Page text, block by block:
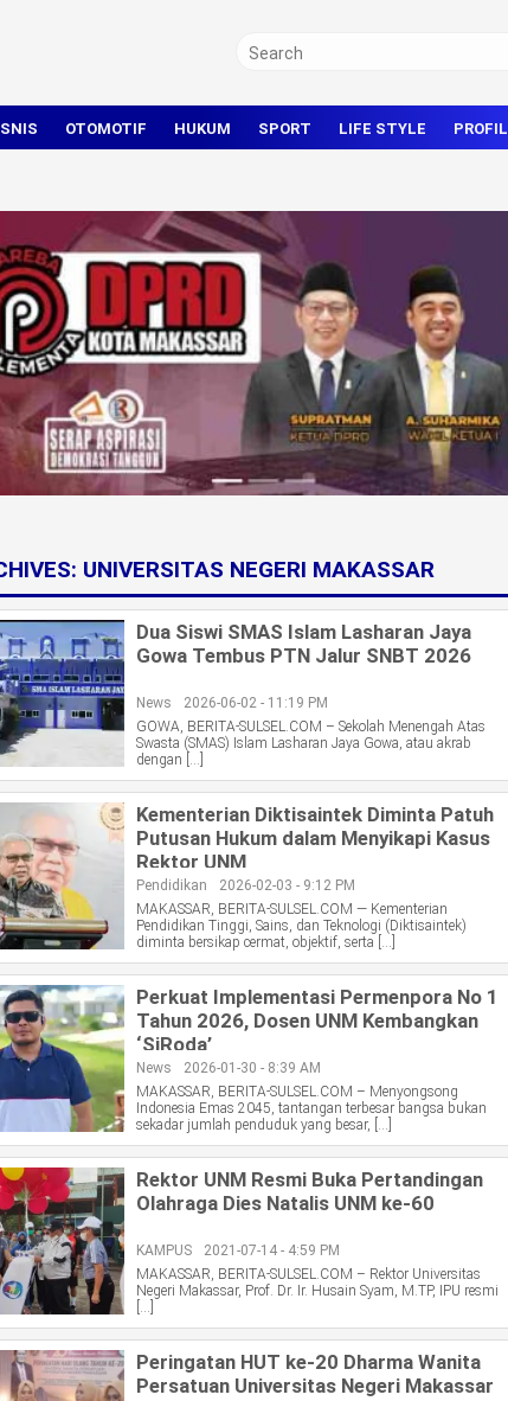
OTOMOTIF HUKUM SPORT LIFE STYLE PROFIL
UNIVERSITAS NEGERI MAKASSAR
Dua Siswi SMAS Islam Lasharan Jaya
Gowa Tembus PTN Jalur SNBT 2026
News
2026-06-02 - 11:19 PM
GOWA, BERITA-SULSEL.COM – Sekolah Menengah Atas
Swasta (SMAS) Islam Lasharan Jaya Gowa, atau akrab
dengan […]
Kementerian Diktisaintek Diminta Patuh
Putusan Hukum dalam Menyikapi Kasus
Rektor UNM
Pendidikan
2026-02-03 - 9:12 PM
MAKASSAR, BERITA-SULSEL.COM — Kementerian
Pendidikan Tinggi, Sains, dan Teknologi (Diktisaintek)
diminta bersikap cermat, objektif, serta […]
Perkuat Implementasi Permenpora No 1
Tahun 2026, Dosen UNM Kembangkan
‘SiRoda’
News
2026-01-30 - 8:39 AM
MAKASSAR, BERITA-SULSEL.COM – Menyongsong
Indonesia Emas 2045, tantangan terbesar bangsa bukan
sekadar jumlah penduduk yang besar, […]
Rektor UNM Resmi Buka Pertandingan
Olahraga Dies Natalis UNM ke-60
KAMPUS
2021-07-14 - 4:59 PM
MAKASSAR, BERITA-SULSEL.COM – Rektor Universitas
Negeri Makassar, Prof. Dr. Ir. Husain Syam, M.TP, IPU resmi
[…]
Peringatan HUT ke-20 Dharma Wanita
Persatuan Universitas Negeri Makassar